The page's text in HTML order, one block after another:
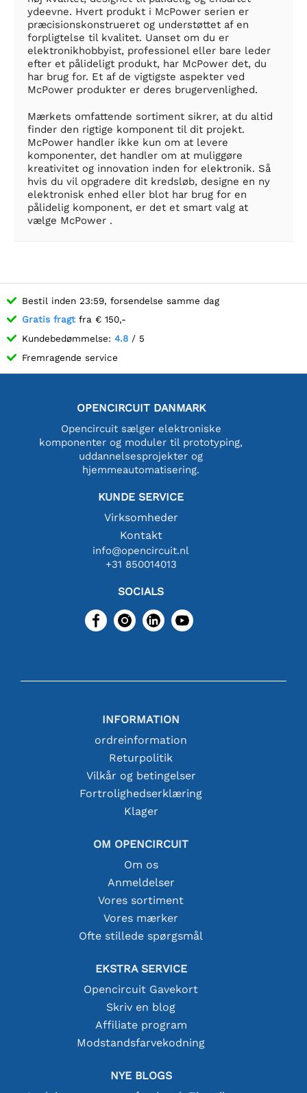
ydeevne. Hvert produkt i McPower serien er
præcisionskonstrueret og understøttet af en
forpligtelse til kvalitet. Uanset om du er
elektronikhobbyist, professionel eller bare leder
efter et pålideligt produkt, har McPower det, du
har brug for. Et af de vigtigste aspekter ved
McPower produkter er deres brugervenlighed.
Mærkets omfattende sortiment sikrer, at du altid
finder den rigtige komponent til dit projekt.
McPower handler ikke kun om at levere
komponenter, det handler om at muliggøre
kreativitet og innovation inden for elektronik. Så
hvis du vil opgradere dit kredsløb, designe en ny
elektronisk enhed eller blot har brug for en
pålidelig komponent, er det et smart valg at
vælge McPower .
Bestil inden 23:59, forsendelse samme dag
Gratis fragt fra € 150,-
Kundebedømmelse: 4.8 / 5
Fremragende service
OPENCIRCUIT DANMARK
Opencircuit sælger elektroniske
komponenter og moduler til prototyping,
uddannelsesprojekter og
hjemmeautomatisering.
KUNDE SERVICE
Virksomheder
Kontakt
info@opencircuit.nl
+31 850014013
SOCIALS
INFORMATION
ordreinformation
Returpolitik
Vilkår og betingelser
Fortrolighedserklæring
Klager
OM OPENCIRCUIT
Om os
Anmeldelser
Vores sortiment
Vores mærker
Ofte stillede spørgsmål
EKSTRA SERVICE
Opencircuit Gavekort
Skriv en blog
Affiliate program
Modstandsfarvekodning
NYE BLOGS